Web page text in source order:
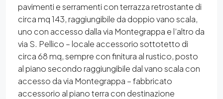
pavimenti e serramenti con terrazza retrostante di
circa mq 143, raggiungibile da doppio vano scala,
uno con accesso dalla via Montegrappa e l’altro da
via S. Pellico – locale accessorio sottotetto di
circa 68 mq, sempre con finitura al rustico, posto
al piano secondo raggiungibile dal vano scala con
accesso da via Montegrappa – fabbricato
accessorio al piano terra con destinazione